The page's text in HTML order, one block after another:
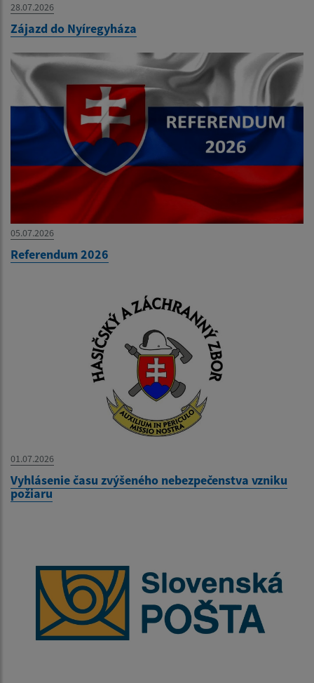
28.07.2026
Zájazd do Nyíregyháza
05.07.2026
Referendum 2026
01.07.2026
Vyhlásenie času zvýšeného nebezpečenstva vzniku
požiaru